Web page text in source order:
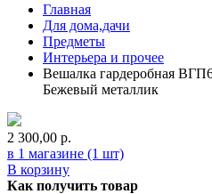
Главная
Для дома,дачи
Предметы
Интерьера и прочее
Вешалка гардеробная
Бежевый металлик
2 300,00 р.
в 1 магазине (1 шт)
В корзину
Как получить товар